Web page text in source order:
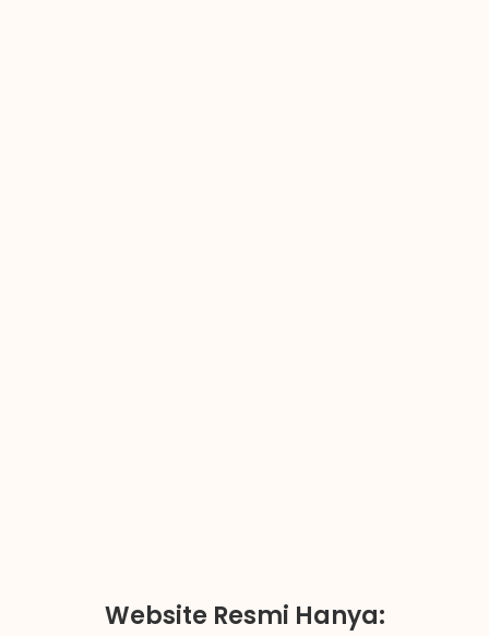
Website Resmi Hanya: